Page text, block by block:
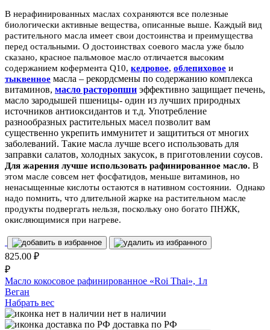
В нерафинированных маслах сохраняются все полезные
биологически активные вещества, описанные выше. Каждый вид
растительного масла имеет свои достоинства и преимущества
перед остальными. О достоинствах соевого масла уже было
сказано, красное пальмовое масло отличается высоким
содержанием кофермента Q10, кедровое, облепиховое и
тыквенное масла – рекордсмены по содержанию комплекса
витаминов, масло расторопши эффективно защищает печень,
масло зародышей пшеницы- один из лучших природных
источников антиоксидантов и т.д. Употребление
разнообразных растительных масел позволит вам
существенно укрепить иммунитет и защититься от многих
заболеваний. Такие масла лучше всего использовать для
заправки салатов, холодных закусок, в приготовлении соусов.
Для жарения лучше использовать рафинированное масло. В
этом масле совсем нет фосфатидов, меньше витаминов, но
ненасыщенные кислоты остаются в нативном состоянии. Однако
надо помнить, что длительной жарке на растительном масле
продукты подвергать нельзя, поскольку оно богато ПНЖК,
окисляющимися при нагреве.
825.00 ₽
₽
Масло кокосовое рафинированное «Roi Thai», 1л
Веган
Набрать вес
нет в наличии
доставка по РФ